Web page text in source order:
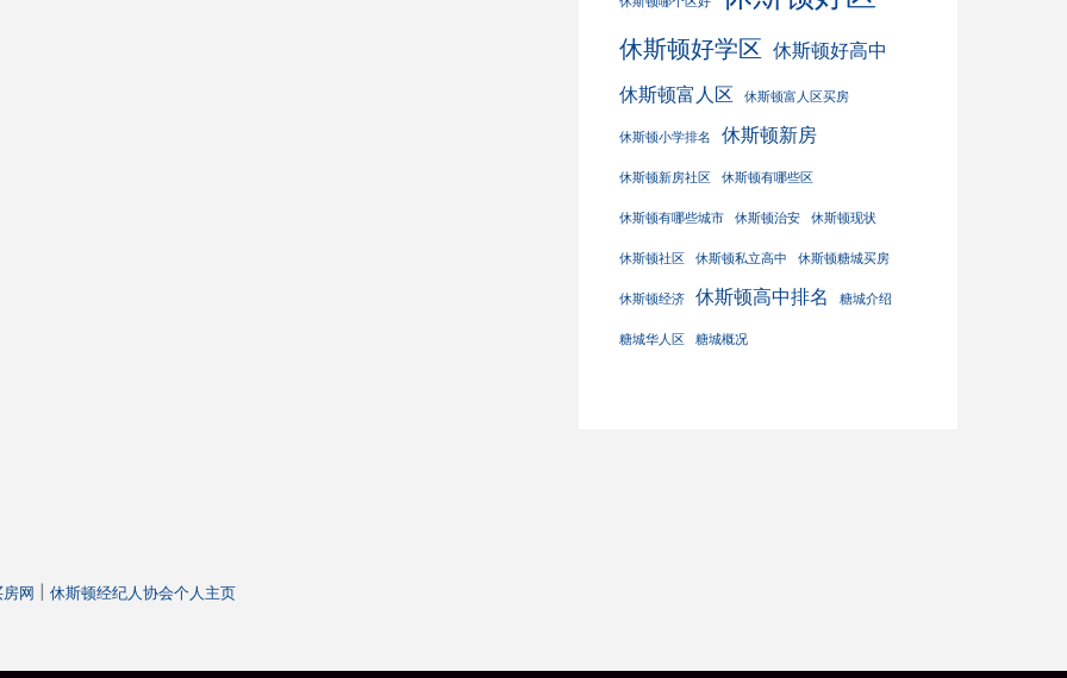
休斯顿好学区 休斯顿好高中
休斯顿富人区
休斯顿富人区买房
休斯顿小学排名 休斯顿新房
休斯顿新房社区 休斯顿有哪些区
休斯顿有哪些城市 休斯顿治安 休斯顿现状
休斯顿社区 休斯顿私立高中 休斯顿糖城买房
休斯顿经济 休斯顿高中排名 糖城介绍
糖城华人区 糖城概况
网 | 休斯顿经纪人协会个人主页